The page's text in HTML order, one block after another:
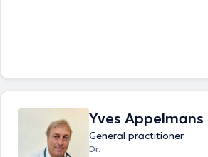
Yves Appelmans
General practitioner
Dr.